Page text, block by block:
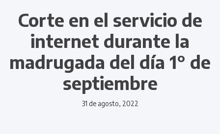
Corte en el servicio de
internet durante la
madrugada del día 1° de
septiembre
31 de agosto, 2022